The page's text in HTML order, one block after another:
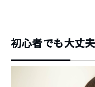
初心者でも大丈